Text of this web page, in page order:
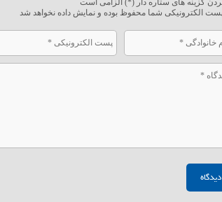
گزینه های ستاره دار (*) الزامی است
الکترونیکی شما محفوظ بوده و نمایش داده نخواهد شد